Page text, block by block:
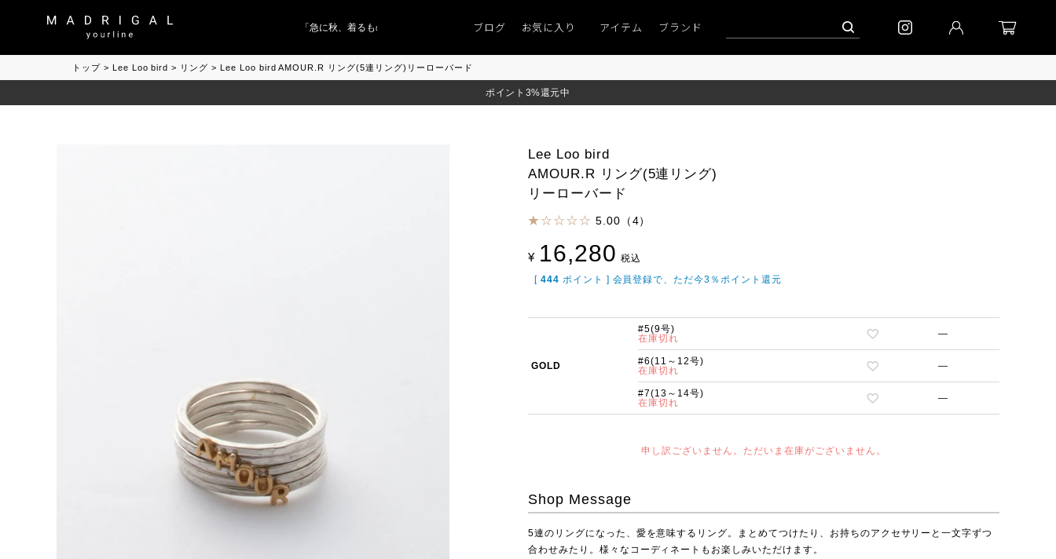
「急に秋、着るものがない」 「キレイなニット」 ポイント9％「マンスリーポイントキャンペーン」 予約│「エッグジャケット GREY」
ブログ お気に入り アイテム ブランド
トップ Lee Loo bird リング Lee Loo bird AMOUR.R リング(5連リング)リーローバード
ポイント3%還元中
Lee Loo bird
AMOUR.R リング(5連リング)
リーローバード
5.00（4）
¥ 16,280 税込
[ 444 ポイント ] 会員登録で、ただ今3％ポイント還元
GOLD
#5(9号)
在庫切れ
—
#6(11～12号)
在庫切れ
—
#7(13～14号)
在庫切れ
—
申し訳ございません。ただいま在庫がございません。
Shop Message
5連のリングになった、愛を意味するリング。まとめてつけたり、お持ちのアクセサリーと一文字ずつ
合わせみたり。様々なコーディネートもお楽しみいただけます。